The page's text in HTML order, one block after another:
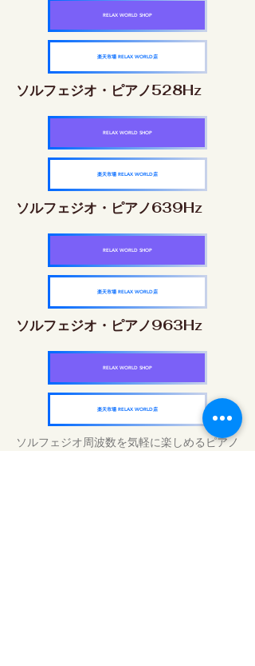
RELAX WORLD SHOP
楽天市場 RELAX WORLD店
ソルフェジオ・ピアノ528Hz
RELAX WORLD SHOP
楽天市場 RELAX WORLD店
ソルフェジオ・ピアノ639Hz
RELAX WORLD SHOP
楽天市場 RELAX WORLD店
ソルフェジオ・ピアノ963Hz
RELAX WORLD SHOP
楽天市場 RELAX WORLD店
ソルフェジオ周波数を気軽に楽しめるピアノ